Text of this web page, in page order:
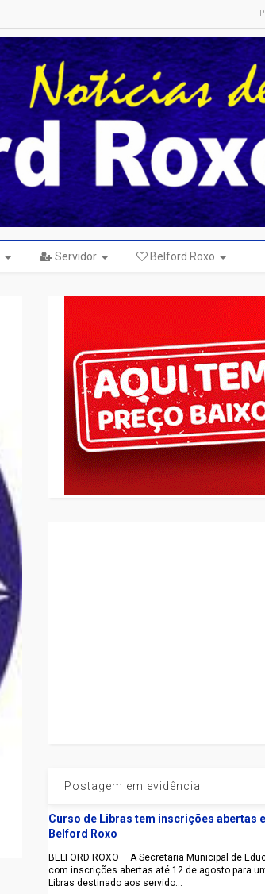
Servidor Belford Roxo
Postagem em evidência
Curso de Libras tem inscrições abertas
Belford Roxo
BELFORD ROXO – A Secretaria Municipal de
com inscrições abertas até 12 de agosto para
Libras destinado aos servido...